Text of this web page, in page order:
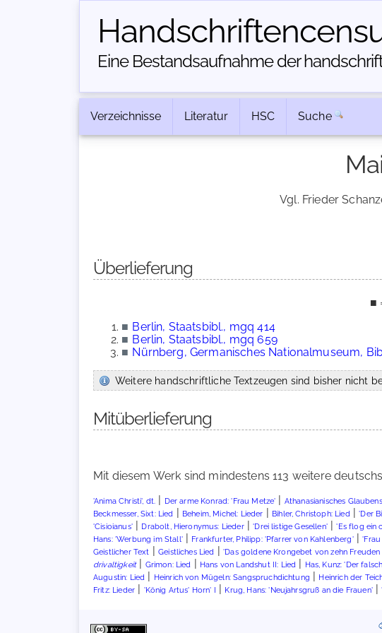
Eine Bestandsaufnahme der
Verzeichnisse Literatur HSC Suche
Vgl. Frieder
Überlieferung
■
■ Berlin, Staatsbibl., mgq 414
■ Berlin, Staatsbibl., mgq 659
■ Nürnberg, Germanisches Nationalmuseum,
Weitere handschriftliche Textzeugen sind bisher nicht
Mitüberlieferung
Mit diesem Werk sind mindestens 113 weitere
'Anima Christi', dt. | Der arme Konrad: 'Frau Metze' | Athanasianisches
Beckmesser, Sixt: Lied | Beheim, Michel: Lieder | Bihler, Christoph: Lied|'Der
'Cisioianus'| Drabolt, Hieronymus: Lieder|'Drei listige Gesellen'|'Es flog ein
Hans: 'Werbung im Stall'| Frankfurter, Philipp: 'Pfarrer von Kahlenberg'|
Geistlicher Text |Geistliches Lied |'Das goldene Krongebet von zehn Freuden
drivaltigkeit| Grimon: Lied | Hans von Landshut II: Lied | Has, Kunz: 'Der
Augustin: Lied | Heinrich von Mügeln: Sangspruchdichtung | Heinrich der
Fritz: Lieder | 'König Artus' Horn' I | Krug, Hans: 'Neujahrsgruß an die Frauen'|